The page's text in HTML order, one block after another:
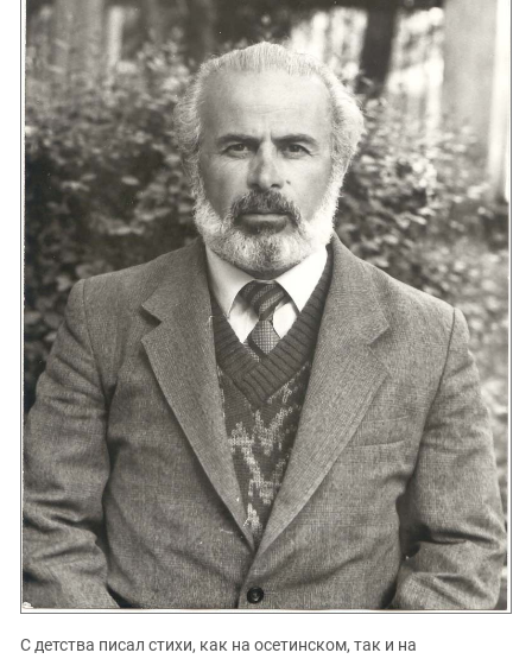
С детства писал стихи, как на осетинском, так и на